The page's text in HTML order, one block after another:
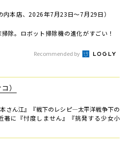
内本店、2026年7月23日～7月29日）
除。ロボット掃除機の進化がすごい！
Recommended by
）
さん江』『戦下のレシピ―太平洋戦争下の
著に『忖度しません』『挑発する少女小